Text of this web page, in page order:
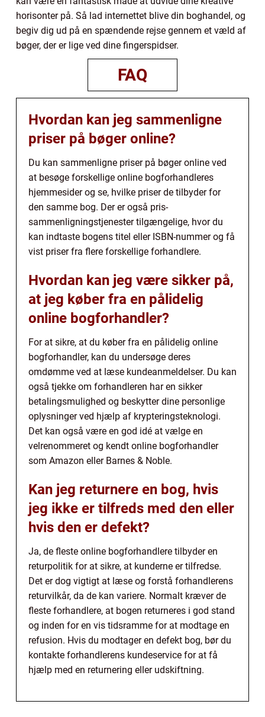
horisonter på. Så lad internettet blive din boghandel, og
begiv dig ud på en spændende rejse gennem et væld af
bøger, der er lige ved dine fingerspidser.
FAQ
Hvordan kan jeg sammenligne
priser på bøger online?
Du kan sammenligne priser på bøger online ved
at besøge forskellige online bogforhandleres
hjemmesider og se, hvilke priser de tilbyder for
den samme bog. Der er også pris-
sammenligningstjenester tilgængelige, hvor du
kan indtaste bogens titel eller ISBN-nummer og få
vist priser fra flere forskellige forhandlere.
Hvordan kan jeg være sikker på,
at jeg køber fra en pålidelig
online bogforhandler?
For at sikre, at du køber fra en pålidelig online
bogforhandler, kan du undersøge deres
omdømme ved at læse kundeanmeldelser. Du kan
også tjekke om forhandleren har en sikker
betalingsmulighed og beskytter dine personlige
oplysninger ved hjælp af krypteringsteknologi.
Det kan også være en god idé at vælge en
velrenommeret og kendt online bogforhandler
som Amazon eller Barnes & Noble.
Kan jeg returnere en bog, hvis
jeg ikke er tilfreds med den eller
hvis den er defekt?
Ja, de fleste online bogforhandlere tilbyder en
returpolitik for at sikre, at kunderne er tilfredse.
Det er dog vigtigt at læse og forstå forhandlerens
returvilkår, da de kan variere. Normalt kræver de
fleste forhandlere, at bogen returneres i god stand
og inden for en vis tidsramme for at modtage en
refusion. Hvis du modtager en defekt bog, bør du
kontakte forhandlerens kundeservice for at få
hjælp med en returnering eller udskiftning.